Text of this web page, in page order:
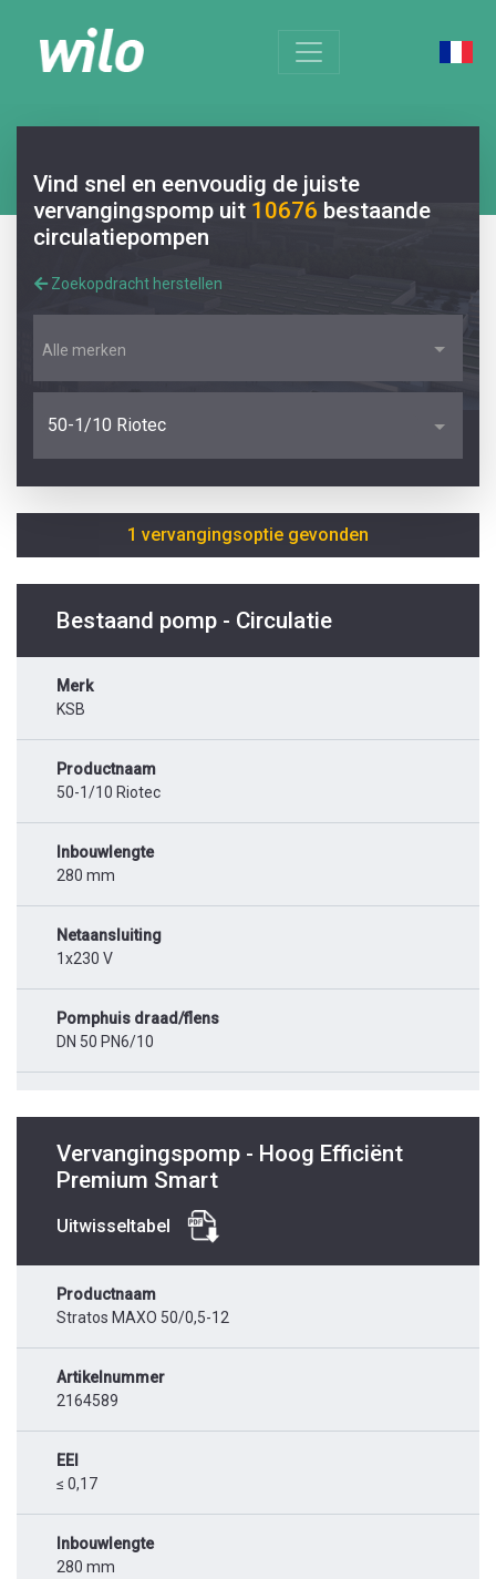
Vind snel en eenvoudig de juiste
vervangingspomp uit 10676 bestaande
circulatiepompen
Zoekopdracht herstellen
Alle merken
50-1/10 Riotec
1 vervangingsoptie gevonden
Bestaand pomp - Circulatie
Merk
KSB
Productnaam
50-1/10 Riotec
Inbouwlengte
280 mm
Netaansluiting
1x230 V
Pomphuis draad/flens
DN 50 PN6/10
Vervangingspomp - Hoog Efficiënt
Premium Smart
Uitwisseltabel
Productnaam
Stratos MAXO 50/0,5-12
Artikelnummer
2164589
EEI
≤ 0,17
Inbouwlengte
280 mm